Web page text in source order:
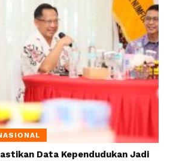
Data Kependudukan Jadi